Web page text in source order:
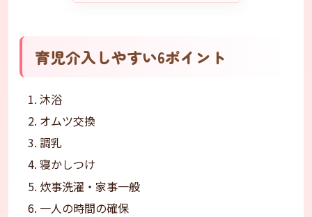
育児介入しやすい6ポイント
沐浴
オムツ交換
調乳
寝かしつけ
炊事洗濯・家事一般
一人の時間の確保